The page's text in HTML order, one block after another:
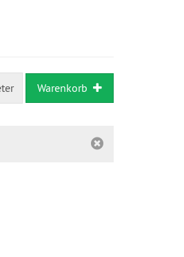
Warenkorb